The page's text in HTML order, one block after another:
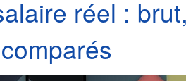
réel :